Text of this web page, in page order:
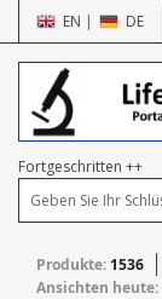
EN | DE
Fortgeschritten ++
Produkte: 1536
Ansichten heute: